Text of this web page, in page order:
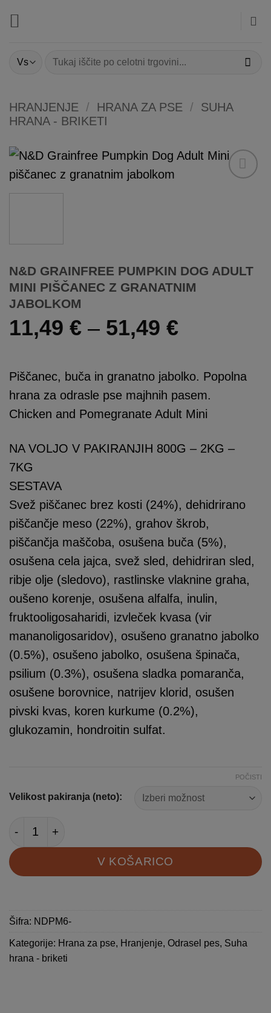
na
Išči:
HRANJENJE / HRANA ZA PSE /
SUHA
HRANA - BRIKETI
N&D GRAINFREE PUMPKIN DOG ADULT
MINI PIŠČANEC Z GRANATNIM
JABOLKOM
11,49 € – 51,49 €Cenovni
od
11,49 €
do
Piščanec, buča in granatno jabolko. Popolna
hrana za odrasle pse majhnih pasem.
Chicken and Pomegranate Adult Mini
NA VOLJO V PAKIRANJIH 800G – 2KG –
7KG
SESTAVA
Svež piščanec brez kosti (24%), dehidrirano
piščančje meso (22%), grahov škrob,
piščančja maščoba, osušena buča (5%),
osušena cela jajca, svež sled, dehidriran sled,
ribje olje (sledovo), rastlinske vlaknine graha,
oušeno korenje, osušena alfalfa, inulin,
fruktooligosaharidi, izvleček kvasa (vir
mananoligosaridov), osušeno granatno jabolko
(0.5%), osušeno jabolko, osušena špinača,
psilium (0.3%), osušena sladka pomaranča,
osušene borovnice, natrijev klorid, osušen
pivski kvas, koren kurkume (0.2%),
glukozamin, hondroitin sulfat.
Velikost pakiranja (neto):
POČISTI
N&D Grainfree Pumpkin Dog Adult Mini piščanec
V KOŠARICO
Šifra: NDPM6-
Kategorije: Hrana za pse, Hranjenje, Odrasel pes, Suha
hrana - briketi